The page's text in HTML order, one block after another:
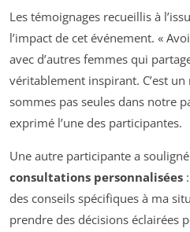
Les témoignages recueillis à
l’impact de cet événement. «
avec d’autres femmes qui
véritablement inspirant. C’est
sommes pas seules dans notre
exprimé l’une des participantes.
Une autre participante a
consultations personnalisées
des conseils spécifiques à ma
prendre des décisions éclairées